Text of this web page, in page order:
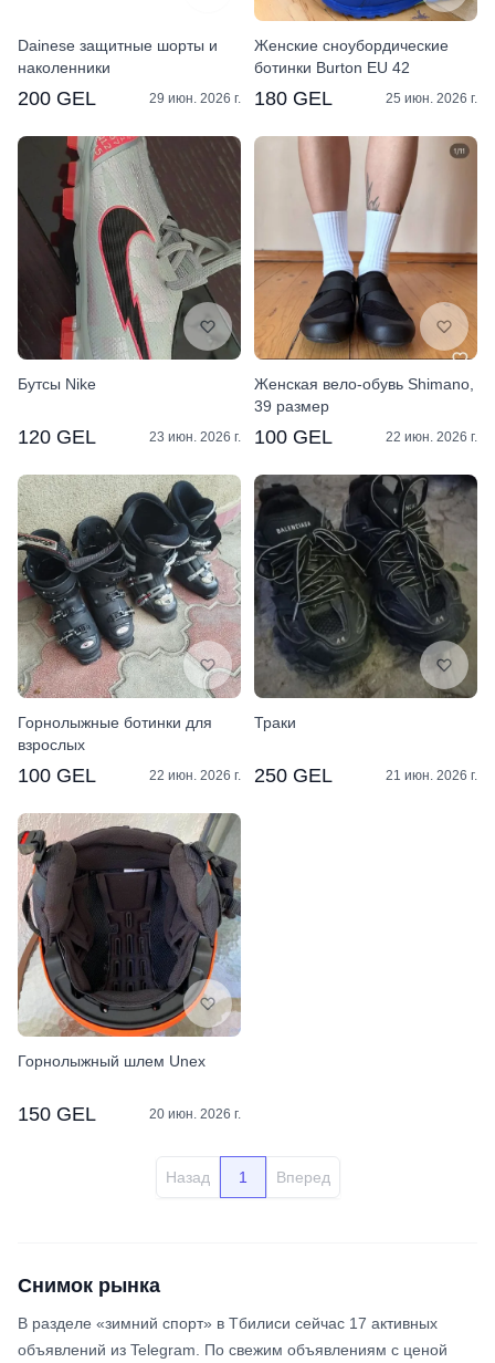
Dainese защитные шорты и
наколенники
200 GEL 29 июн. 2026 г.
Женские сноубордические
ботинки Burton EU 42
180 GEL 25 июн. 2026 г.
Бутсы Nike
120 GEL 23 июн. 2026 г.
Женская вело-обувь Shimano,
39 размер
100 GEL 22 июн. 2026 г.
Горнолыжные ботинки для
взрослых
100 GEL 22 июн. 2026 г.
Траки
250 GEL 21 июн. 2026 г.
Горнолыжный шлем Unex
150 GEL 20 июн. 2026 г.
Назад 1 Вперед
Снимок рынка
В разделе «зимний спорт» в Тбилиси сейчас 17 активных
объявлений из Telegram. По свежим объявлениям с ценой